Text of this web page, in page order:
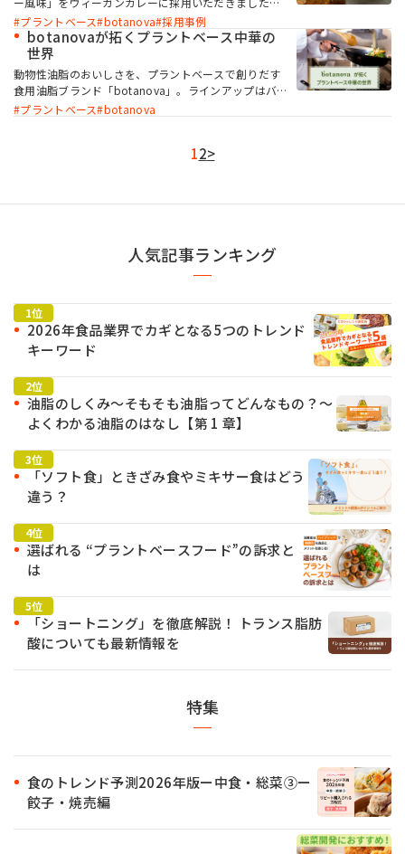
シェフにヴィーガンカレーを作られた背景を伺いまし
た。
プラントベース botanova 採用事例
botanovaが拓くプラントベース中華の
世界
動物性油脂のおいしさを、プラントベースで創りだす
食用油脂ブランド「botanova」。ラインアップはバ
ター風味、ラード風味、牛脂風味の3種類。botanova
プラントベース botanova
12>
人気記事ランキング
2026年食品業界でカギとなる5つのトレンド
キーワード
油脂のしくみ～そもそも油脂ってどんなもの？～
よくわかる油脂のはなし【第 1 章】
「ソフト食」ときざみ食やミキサー食はどう
違う？
選ばれる “プラントベースフード”の訴求と
は
「ショートニング」を徹底解説！ トランス脂肪
酸についても最新情報を
特集
食のトレンド予測2026年版ー中食・総菜③ー
餃子・焼売編